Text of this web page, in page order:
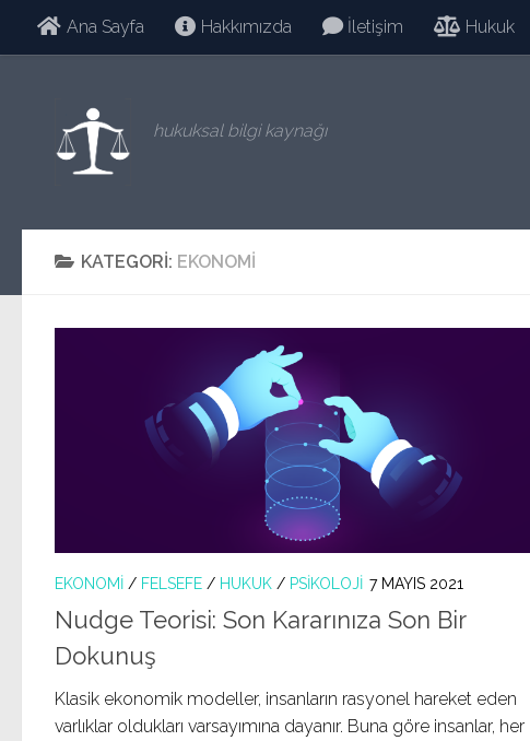
Skip to content
Ana Sayfa Hakkımızda İletişim Hukuk
hukuksal bilgi kaynağı
KATEGORI: EKONOMI
EKONOMI / FELSEFE / HUKUK / PSIKOLOJI 7 MAYIS 2021
Nudge Teorisi: Son Kararınıza Son Bir
Dokunuş
Klasik ekonomik modeller, insanların rasyonel hareket eden
varlıklar oldukları varsayımına dayanır. Buna göre insanlar, her